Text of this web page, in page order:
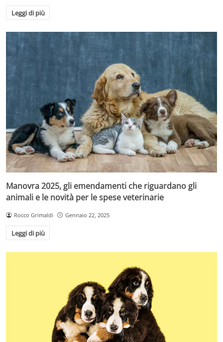
Leggi di più
Manovra 2025, gli emendamenti che riguardano gli
animali e le novità per le spese veterinarie
Rocco Grimaldi Gennaio 22, 2025
Leggi di più